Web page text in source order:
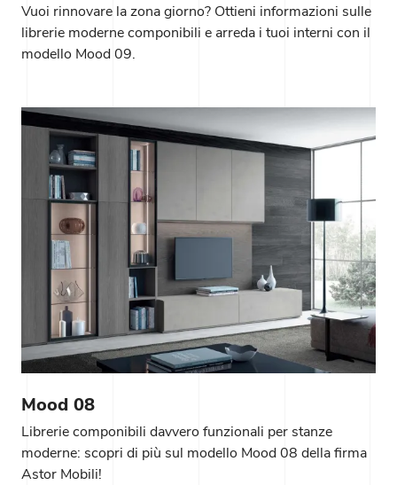
Vuoi rinnovare la zona giorno? Ottieni informazioni sulle
librerie moderne componibili e arreda i tuoi interni con il
modello Mood 09.
Mood 08
Librerie componibili davvero funzionali per stanze
moderne: scopri di più sul modello Mood 08 della firma
Astor Mobili!